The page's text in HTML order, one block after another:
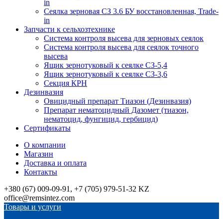
in
Сеялка зерновая СЗ 3.6 БУ восстановленная, Trade-
in
Запчасти к сельхозтехнике
Система контроля высева для зерновых сеялок
Система контроля высева для сеялок точного
высева
Ящик зернотуковый к сеялке СЗ-5,4
Ящик зернотуковый к сеялке СЗ-3,6
Секция КРН
Дезинвазия
Овицидный препарат Тиазон (Дезинвазия)
Препарат нематоцидный Дазомет (тиазон,
нематоцид, фунгицид, гербицид)
Сертификаты
О компании
Магазин
Доставка и оплата
Контакты
+380 (67) 009-09-91, +7 (705) 979-51-32 KZ
office@remsintez.com
Товары и услуги